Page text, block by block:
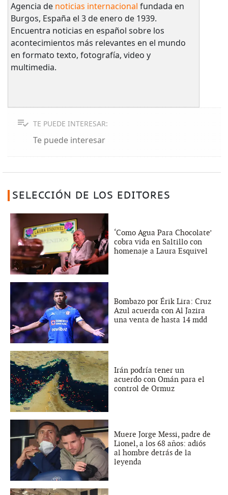
Agencia de noticias internacional fundada en
Burgos, España el 3 de enero de 1939.
Encuentra noticias en español sobre los
acontecimientos más relevantes en el mundo
en formato texto, fotografía, video y
multimedia.
TE PUEDE INTERESAR:
Te puede interesar
SELECCIÓN DE LOS EDITORES
‘Como Agua Para Chocolate’
cobra vida en Saltillo con
homenaje a Laura Esquivel
Bombazo por Érik Lira: Cruz
Azul acuerda con Al Jazira
una venta de hasta 14 mdd
Irán podría tener un
acuerdo con Omán para el
control de Ormuz
Muere Jorge Messi, padre de
Lionel, a los 68 años: adiós
al hombre detrás de la
leyenda